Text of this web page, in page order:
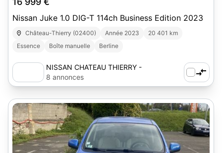
Nissan Juke 1.0 DIG-T 114ch Business Edition 2023
Château-Thierry (02400) Année 2023
20 401 km
Essence
Boîte manuelle Berline
NISSAN CHATEAU THIERRY -
AUTOSPHERE
8 annonces